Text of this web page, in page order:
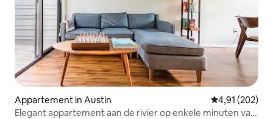
Appartement in Austin Gemiddelde
4,91 (202)
Elegant appartement aan de rivier op enkele minuten van